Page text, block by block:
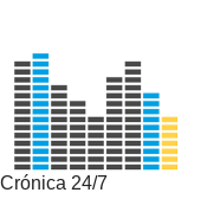
Crónica 24/7